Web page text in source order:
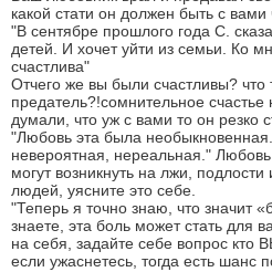
какой стати он должен быть с
"В сентябре прошлого года С.
детей. И хочет уйти из семьи. Ко
счастлива"
Отчего же вы были счастливы?
предатель?!сомнительное
думали, что уж с вами то он резко
"Любовь эта была
невероятная, нереальная."
могут возникнуть на лжи, подлости
людей, уясните это себе.
"Теперь я точно знаю, что значит
знаете, эта боль может стать для
на себя, задайте себе вопрос
если ужаснетесь, тогда есть шанс